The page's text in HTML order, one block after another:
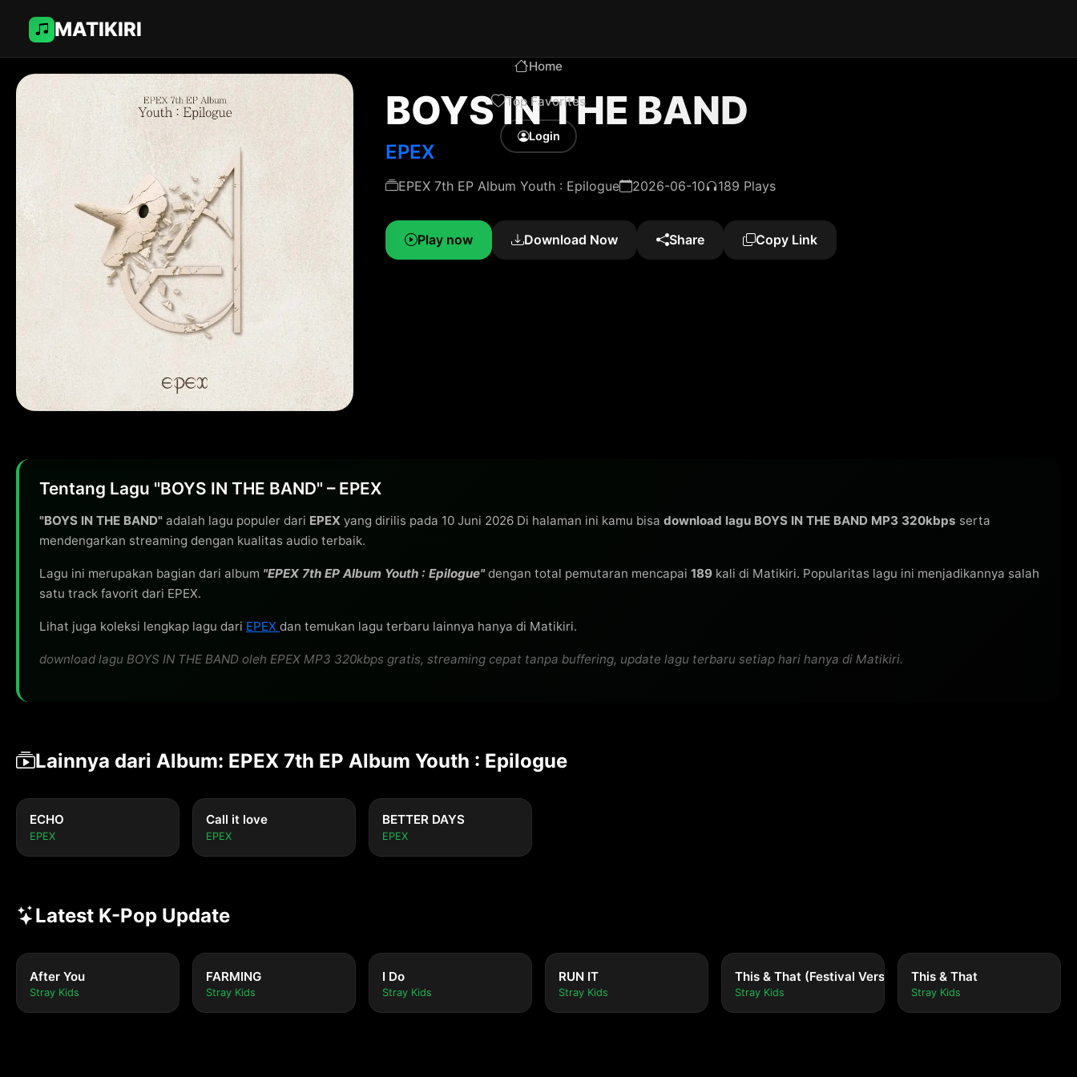
MATIKIRI
Home
Top Favorites
Login
BOYS IN THE BAND
EPEX
EPEX 7th EP Album Youth : Epilogue 2026-06-10 189 Plays
Play now Download Now Share Copy Link
Tentang Lagu "BOYS IN THE BAND" – EPEX
"BOYS IN THE BAND" adalah lagu populer dari EPEX yang dirilis pada 10 Juni 2026 Di halaman ini kamu bisa download lagu BOYS IN THE BAND MP3 320kbps serta
mendengarkan streaming dengan kualitas audio terbaik.
Lagu ini merupakan bagian dari album "EPEX 7th EP Album Youth : Epilogue"dengan total pemutaran mencapai 189 kali di Matikiri. Popularitas lagu ini menjadikannya salah
satu track favorit dari EPEX.
Lihat juga koleksi lengkap lagu dari EPEX dan temukan lagu terbaru lainnya hanya di Matikiri.
download lagu BOYS IN THE BAND oleh EPEX MP3 320kbps gratis, streaming cepat tanpa buffering, update lagu terbaru setiap hari hanya di Matikiri.
Lainnya dari Album: EPEX 7th EP Album Youth : Epilogue
ECHO
EPEX
Call it love
EPEX
BETTER DAYS
EPEX
Latest K-Pop Update
After You
Stray Kids
FARMING
Stray Kids
I Do
Stray Kids
RUN IT
Stray Kids
This & That (Festival Version)
Stray Kids
This & That
Stray Kids